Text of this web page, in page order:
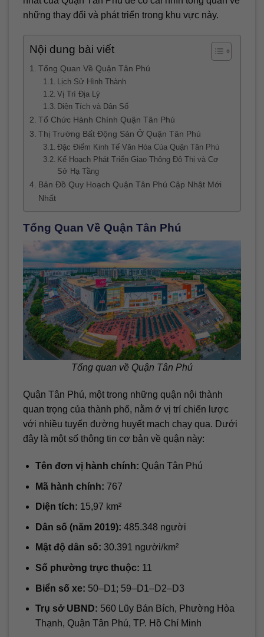
những thay đổi và phát triển trong khu vực này.
Nội dung bài viết
Tổng Quan Về Quận Tân Phú
Lịch Sử Hình Thành
Vị Trí Địa Lý
Diện Tích và Dân Số
Tổ Chức Hành Chính Quận Tân Phú
Thị Trường Bất Động Sản Ở Quận Tân Phú
Đặc Điểm Kinh Tế Văn Hóa Của Quận Tân Phú
Kế Hoạch Phát Triển Giao Thông Đô Thị và Cơ
Sở Hạ Tầng
Bản Đồ Quy Hoạch Quận Tân Phú Cập Nhật Mới
Nhất
Tổng Quan Về Quận Tân Phú
Tổng quan về Quận Tân Phú
Quận Tân Phú, một trong những quận nội thành
quan trọng của thành phố, nằm ở vị trí chiến lược
với nhiều tuyến đường huyết mạch chạy qua. Dưới
đây là một số thông tin cơ bản về quận này:
Tên đơn vị hành chính: Quận Tân Phú
Mã hành chính: 767
Diện tích: 15,97 km²
Dân số (năm 2019): 485.348 người
Mật độ dân số: 30.391 người/km²
Số phường trực thuộc: 11
Biển số xe: 50–D1; 59–D1–D2–D3
Trụ sở UBND: 560 Lũy Bán Bích, Phường Hòa
Thạnh, Quận Tân Phú, TP. Hồ Chí Minh